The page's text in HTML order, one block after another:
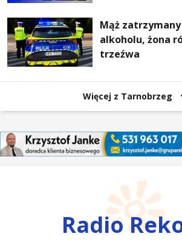
Mąż
alkoholu, żona
trzeźwa
Więcej z Tarnobrzeg
Radio